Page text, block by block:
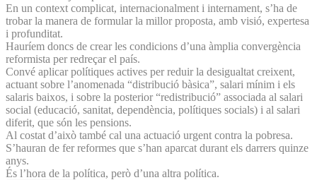
En un context complicat, internacionalment i internament, s’ha de
trobar la manera de formular la millor proposta, amb visió, expertesa
i profunditat.
Hauríem doncs de crear les condicions d’una àmplia convergència
reformista per redreçar el país.
Convé aplicar polítiques actives per reduir la desigualtat creixent,
actuant sobre l’anomenada “distribució bàsica”, salari mínim i els
salaris baixos, i sobre la posterior “redistribució” associada al salari
social (educació, sanitat, dependència, polítiques socials) i al salari
diferit, que són les pensions.
Al costat d’això també cal una actuació urgent contra la pobresa.
S’hauran de fer reformes que s’han aparcat durant els darrers quinze
anys.
És l’hora de la política, però d’una altra política.